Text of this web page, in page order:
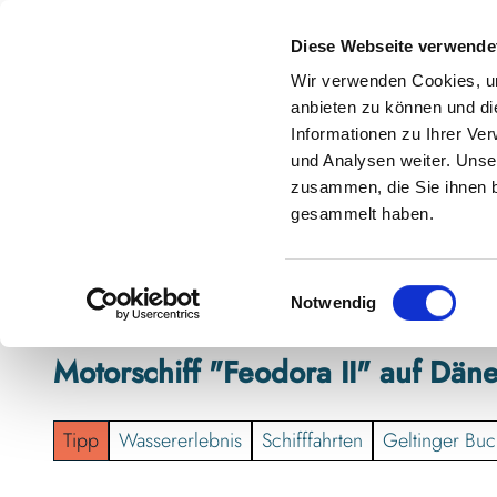
Diese Webseite
Wir verwenden Cookies,
anbieten zu können und
Informationen zu Ihrer
und Analysen weiter.
zusammen, die Sie ihnen
gesammelt haben.
i
w
l
l
Notwendig
Menü Buchen
Motorschiff "Feodora II" auf
Tipp Wassererlebnis Schifffahrten Geltinger